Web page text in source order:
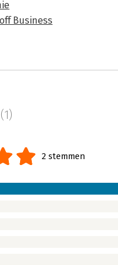
Business
(1)
2 stemmen